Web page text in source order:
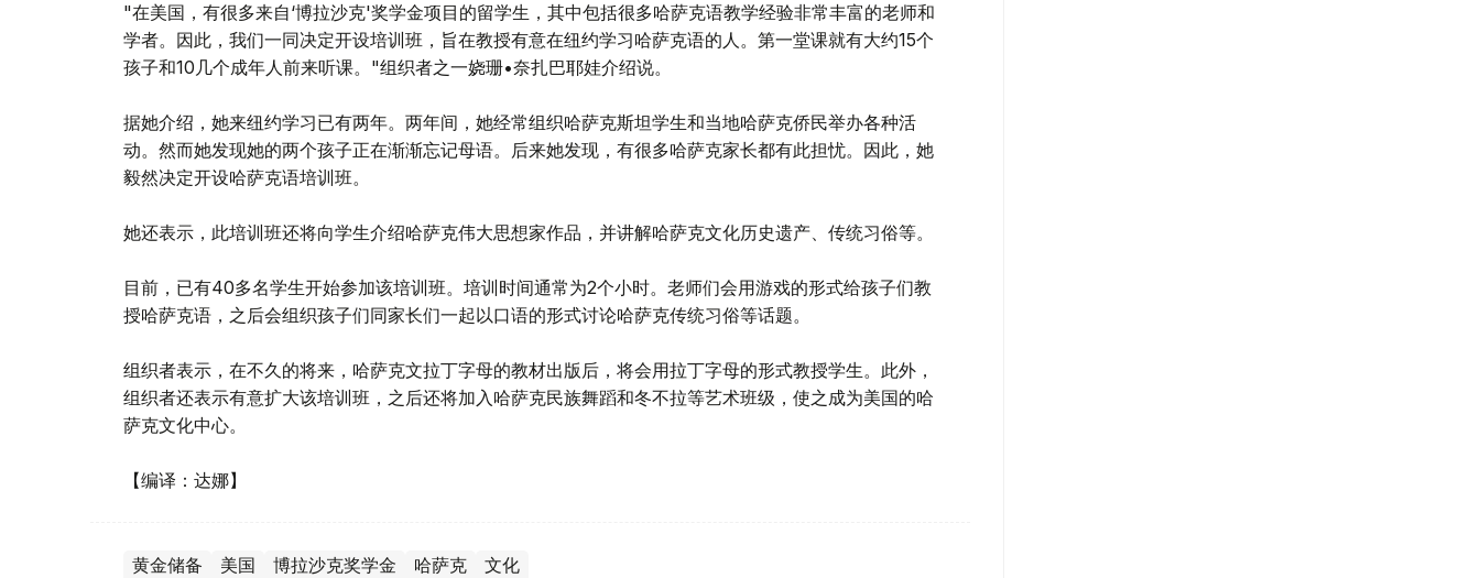
"在美国，有很多来自‘博拉沙克'奖学金项目的留学生，其中包括很多哈萨克语教学经验非常丰富的老师和
学者。因此，我们一同决定开设培训班，旨在教授有意在纽约学习哈萨克语的人。第一堂课就有大约15个
孩子和10几个成年人前来听课。"组织者之一娆珊•奈扎巴耶娃介绍说。
据她介绍，她来纽约学习已有两年。两年间，她经常组织哈萨克斯坦学生和当地哈萨克侨民举办各种活
动。然而她发现她的两个孩子正在渐渐忘记母语。后来她发现，有很多哈萨克家长都有此担忧。因此，她
毅然决定开设哈萨克语培训班。
她还表示，此培训班还将向学生介绍哈萨克伟大思想家作品，并讲解哈萨克文化历史遗产、传统习俗等。
目前，已有40多名学生开始参加该培训班。培训时间通常为2个小时。老师们会用游戏的形式给孩子们教
授哈萨克语，之后会组织孩子们同家长们一起以口语的形式讨论哈萨克传统习俗等话题。
组织者表示，在不久的将来，哈萨克文拉丁字母的教材出版后，将会用拉丁字母的形式教授学生。此外，
组织者还表示有意扩大该培训班，之后还将加入哈萨克民族舞蹈和冬不拉等艺术班级，使之成为美国的哈
萨克文化中心。
【编译：达娜】
黄金储备 美国 博拉沙克奖学金 哈萨克 文化